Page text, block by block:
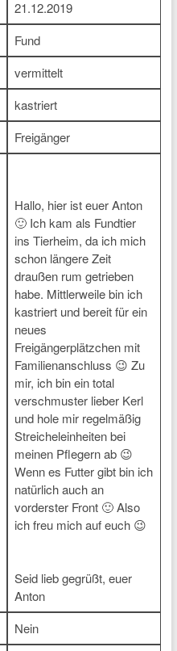
21.12.2019
Fund
vermittelt
kastriert
Freigänger
Hallo, hier ist euer Anton
🙂 Ich kam als Fundtier
ins Tierheim, da ich mich
schon längere Zeit
draußen rum getrieben
habe. Mittlerweile bin ich
kastriert und bereit für ein
neues
Freigängerplätzchen mit
Familienanschluss 😉 Zu
mir, ich bin ein total
verschmuster lieber Kerl
und hole mir regelmäßig
Streicheleinheiten bei
meinen Pflegern ab 😉
Wenn es Futter gibt bin ich
natürlich auch an
vorderster Front 🙂 Also
ich freu mich auf euch 😉
Seid lieb gegrüßt, euer
Anton
Nein